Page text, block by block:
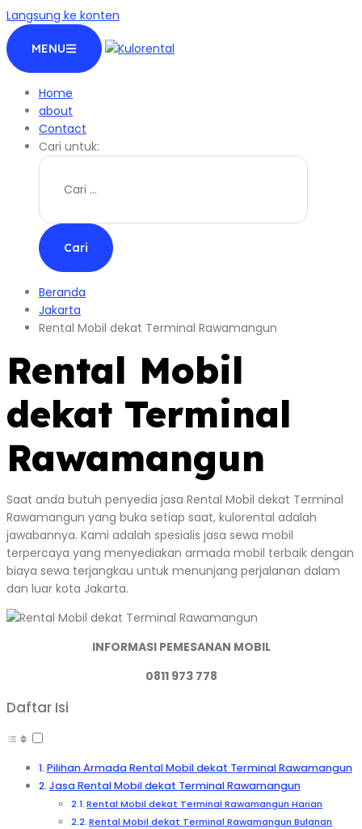
Langsung ke konten
MENU
Home
about
Contact
Cari untuk:
Beranda
Jakarta
Rental Mobil dekat Terminal Rawamangun
Rental Mobil
dekat Terminal
Rawamangun
Saat anda butuh penyedia jasa Rental Mobil dekat Terminal
Rawamangun yang buka setiap saat, kulorental adalah
jawabannya. Kami adalah spesialis jasa sewa mobil
terpercaya yang menyediakan armada mobil terbaik dengan
biaya sewa terjangkau untuk menunjang perjalanan dalam
dan luar kota Jakarta.
INFORMASI PEMESANAN MOBIL
0811 973 778
Daftar Isi
Pilihan Armada Rental Mobil dekat Terminal Rawamangun
Jasa Rental Mobil dekat Terminal Rawamangun
Rental Mobil dekat Terminal Rawamangun Harian
Rental Mobil dekat Terminal Rawamangun Bulanan